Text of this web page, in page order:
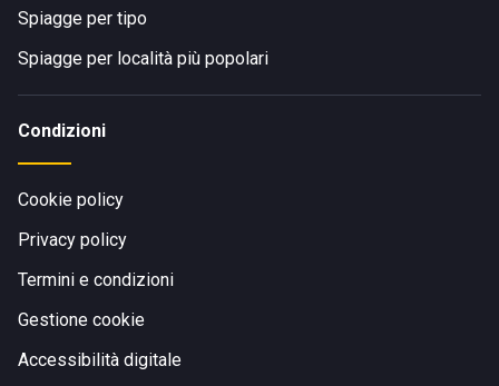
Spiagge per tipo
Spiagge per località più popolari
Condizioni
Cookie policy
Privacy policy
Termini e condizioni
Gestione cookie
Accessibilità digitale